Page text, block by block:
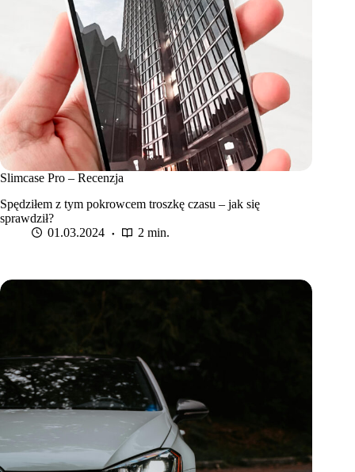
Slimcase Pro – Recenzja
Spędziłem z tym pokrowcem troszkę czasu – jak się
sprawdził?
01.03.2024
2 min.